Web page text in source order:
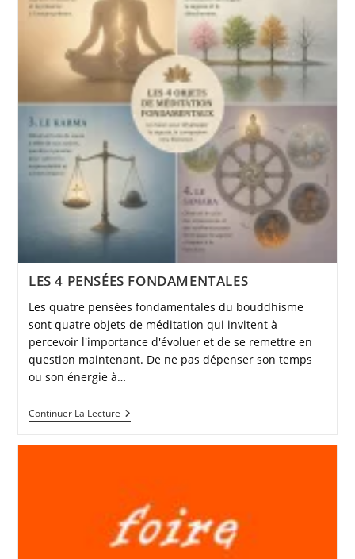
LES 4 PENSÉES FONDAMENTALES
Les quatre pensées fondamentales du bouddhisme
sont quatre objets de méditation qui invitent à
percevoir l'importance d'évoluer et de se remettre en
question maintenant. De ne pas dépenser son temps
ou son énergie à…
Continuer La LectureLES
4